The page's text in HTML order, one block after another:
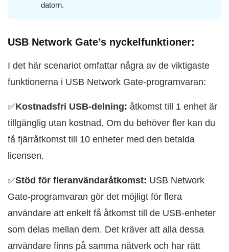
datorn.
USB Network Gate’s nyckelfunktioner:
I det här scenariot omfattar några av de viktigaste
funktionerna i USB Network Gate-programvaran:
✅Kostnadsfri USB-delning: åtkomst till 1 enhet är
tillgänglig utan kostnad. Om du behöver fler kan du
få fjärråtkomst till 10 enheter med den betalda
licensen.
✅Stöd för fleranvändaråtkomst: USB Network
Gate-programvaran gör det möjligt för flera
användare att enkelt få åtkomst till de USB-enheter
som delas mellan dem. Det kräver att alla dessa
användare finns på samma nätverk och har rätt